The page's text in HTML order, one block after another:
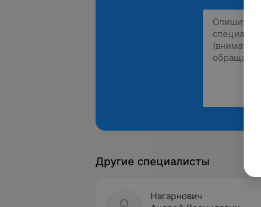
Другие специалисты
Нагарнович